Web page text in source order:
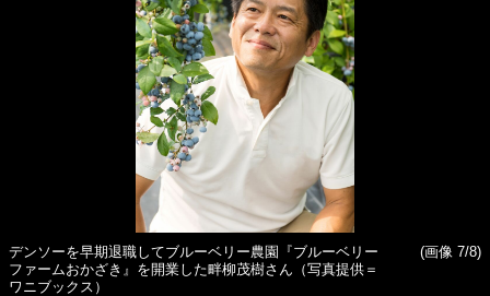
デンソーを早期退職してブルーベリー農園『ブルーベリー
ファームおかざき』を開業した畔柳茂樹さん（写真提供＝
ワニブックス）
(画像 7/8)